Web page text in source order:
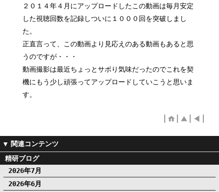
２０１４年４月にアップロードしたこの動画は毎月安定
した視聴回数を記録しついに１０００回を突破しまし
た。
正直言って、この動画より見応えのある動画もあると思
うのですが・・・
動画撮影は最近ちょっとサボり気味だったのでこれを契
機にもう少し頑張ってアップロードしていこうと思いま
す。
精研ブログ
2026年7月
2026年6月